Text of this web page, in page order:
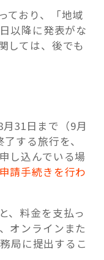
ており、「地域
以降に発表がな
しては、後でも
31日まで（9月
する旅行を、
し込んでいる場
請手続きを行わ
、料金を支払っ
オンラインまた
局に提出するこ